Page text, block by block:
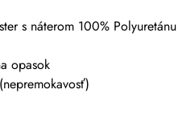
s náterom 100% Polyuretánu
opasok